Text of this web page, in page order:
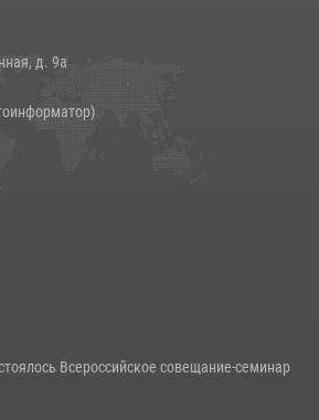
помощи (видео)
научная конференция по обобщению
д. 9а
Всероссийское совещание-семинар